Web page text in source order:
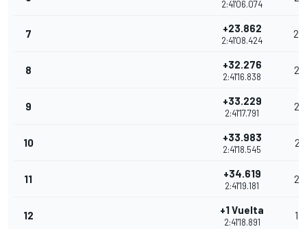
2:41'06.074
7 +23.862
2:41'08.424
24
8 +32.276
2:41'16.838
23
9 +33.229
2:41'17.791
22
10 +33.983
2:41'18.545
21
11 +34.619
2:41'19.181
20
12 +1 Vuelta
2:41'18.891
19